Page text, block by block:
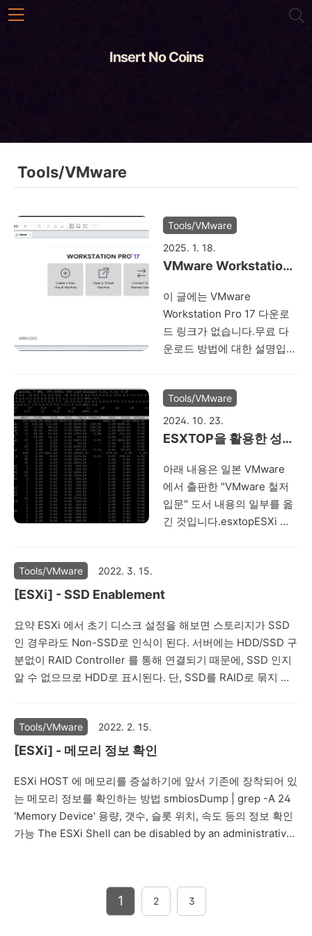
본문 바로가기
Insert No Coins
Tools/VMware
Tools/VMware
2025. 1. 18.
VMware Workstation
이 글에는 VMware
Workstation Pro 17 다운로
드 링크가 없습니다.무료 다
운로드 방법에 대한 설명입니
VMware Workstation Pro
버전을 무료로 사용할 수 있
게 되었다. 즉 이제 VMware
품을 회사에서 자유롭게 사용
할 수 있게 된 것이다.그러나
기업 사용자들은 설치 전에
먼저 회사 담당자에게 아래
https://blogs.vmware.com/
fusion-and-workstation-
are-now-free-for-all-
users/ 다운로드 방법다운..
Tools/VMware
2024. 10. 23.
ESXTOP을 활용한 성능
아래 내용은 일본 VMware
에서 출판한 "VMware 철저
입문" 도서 내용의 일부를 옮
긴 것입니다.esxtopESXi 의
ESXi 에 내장되어 번들로 제
에서 제시하는 임계 값이 있
는데, 하드웨어 스펙이 제각
각 다르기 때문에 절대적이지
는 않지만, 특정 VM이 해당
실행. 기본적으로 5초마다 새
로고침 되는데, 만약 2초마다
새로고침 되게 하고 싶을 경
우, "s" + "2" 를 입력하면 된
명..
Tools/VMware 2022. 3. 15.
[ESXi] - SSD Enablement
요약 ESXi 에서 초기 디스크 설정을 해보면 스토리지가 SSD
인 경우라도 Non-SSD로 인식이 된다. 서버에는 HDD/SSD 구
분없이 RAID Controller 를 통해 연결되기 때문에, SSD 인지
알 수 없으므로 HDD로 표시된다. 단, SSD를 RAID로 묶지 않
Controller 단에서 SSD에 맞게 처리되기 때문에 SSD로 Tag
를 변경 하지 않더라도 VM 성능상의 이슈는 없다. 그러나 만약
제 스토리지 타입을 식별해야 하므로 태그를 변경해야 한다.
설명 1. ESXi HOST에 SSH 접속한다. 2. 다음 ..
Tools/VMware 2022. 2. 15.
[ESXi] - 메모리 정보 확인
ESXi HOST 에 메모리를 증설하기에 앞서 기존에 장착되어 있
는 메모리 정보를 확인하는 방법 smbiosDump | grep -A 24
'Memory Device' 용량, 갯수, 슬롯 위치, 속도 등의 정보 확인
가능 The ESXi Shell can be disabled by an administrative
'Memory Device' Memory Device: #4352 Location: "A1"
Manufacturer: "00AD00B300AD" Serial: "2CB562F0"
1 2 3